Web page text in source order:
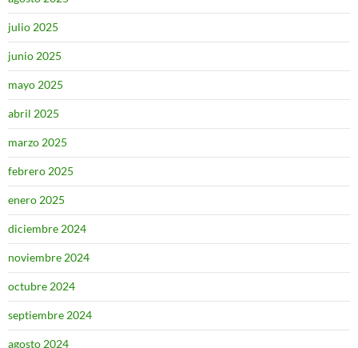
julio 2025
junio 2025
mayo 2025
abril 2025
marzo 2025
febrero 2025
enero 2025
diciembre 2024
noviembre 2024
octubre 2024
septiembre 2024
agosto 2024